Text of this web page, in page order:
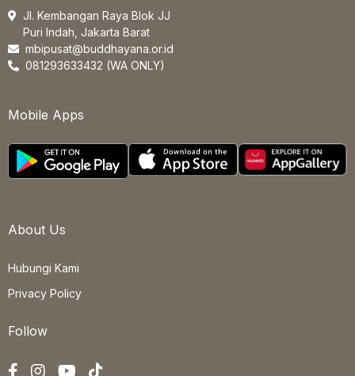
Jl. Kembangan Raya Blok JJ
Puri Indah, Jakarta Barat
mbipusat@buddhayana.or.id
081293633432 (WA ONLY)
Mobile Apps
About Us
Hubungi Kami
Privacy Policy
Follow